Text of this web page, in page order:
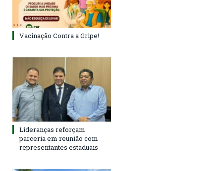
Vacinação Contra a Gripe!
Lideranças reforçam
parceria em reunião com
representantes estaduais